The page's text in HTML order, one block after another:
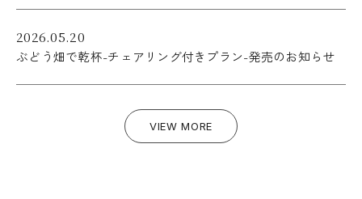
2026.05.20
ぶどう畑で乾杯-チェアリング付きプラン-発売のお知らせ
VIEW MORE